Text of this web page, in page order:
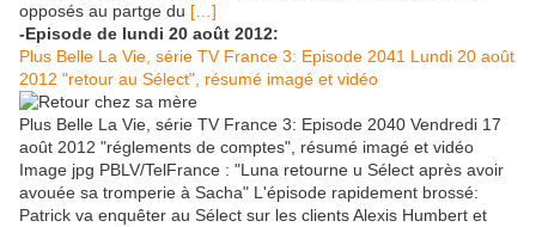
opposés au partge du […]
-Episode de lundi 20 août 2012:
Plus Belle La Vie, série TV France 3: Episode 2041 Lundi 20 août
2012 "retour au Sélect", résumé imagé et vidéo
Plus Belle La Vie, série TV France 3: Episode 2040 Vendredi 17
août 2012 "réglements de comptes", résumé imagé et vidéo
Image jpg PBLV/TelFrance : "Luna retourne u Sélect après avoir
avouée sa tromperie à Sacha" L'épisode rapidement brossé:
Patrick va enquêter au Sélect sur les clients Alexis Humbert et